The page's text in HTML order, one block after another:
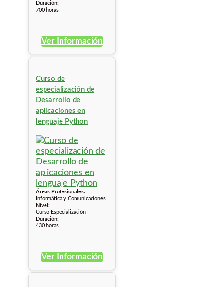
Duración:
700 horas
Ver Información
Curso de
especialización de
Desarrollo de
aplicaciones en
lenguaje Python
Áreas Profesionales:
Informática y Comunicaciones
Nivel:
Curso Especialización
Duración:
430 horas
Ver Información